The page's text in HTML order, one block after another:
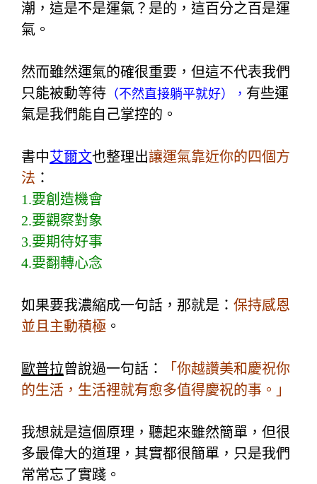
潮， 這是不是運氣？是的，這百分之百是運
氣。
然而雖然運氣的確很重要，但這不代表我們
只能被動等待 （不然直接躺平就好）， 有些運
氣是我們能自己掌控的。
書中艾爾文也整理出讓運氣靠近你的四個方
法 ：
1.要創造機會
2.要觀察對象
3.要期待好事
4.要翻轉心念
如果要我濃縮成一句話，那就是： 保持感恩
並且主動積極 。
歐普拉曾說過一句話：
「你越讚美和慶祝你
的生活，生活裡就有愈多值得慶祝的事。」
我想就是這個原理，聽起來雖然簡單，但很
多最偉大的道理，其實都很簡單，只是我們
常常忘了實踐。